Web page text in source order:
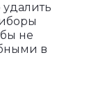
не
в